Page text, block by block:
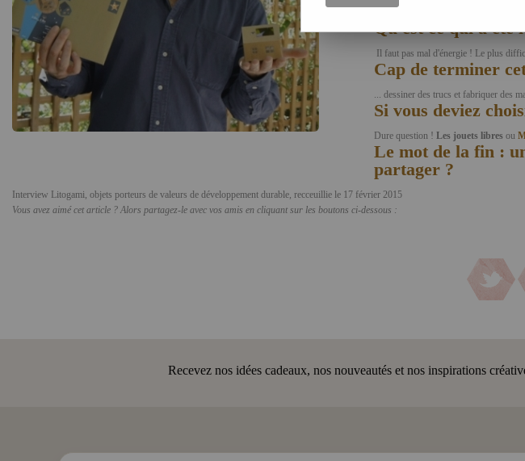
Qu'est ce qui a été
Il faut pas mal d'énergie ! Le plus
Cap de terminer
... dessiner des trucs et fabriquer des
Si vous deviez
Dure question ! Les jouets libres ou
Le mot de la fin :
partager ?
Interview Litogami, objets porteurs de valeurs de développement durable, recceuillie le 17 février 2015
Vous avez aimé cet article ? Alors partagez-le avec vos amis en cliquant sur les boutons ci-dessous :
Recevez nos idées cadeaux, nos nouveautés et nos inspirations